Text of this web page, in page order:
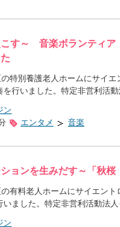
す～ 音楽ボランティ
特別養護老人ホームにサイ
を行いました。特定非営利活
ン
エンタメ 音楽
ョンを生みだす～「秋
有料老人ホームにサイエン
ました。特定非営利活動法
ン